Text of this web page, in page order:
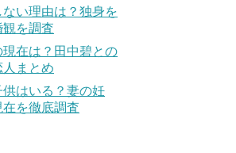
い理由は？独身を
を調査
在は？田中碧との
まとめ
はいる？妻の妊
を徹底調査